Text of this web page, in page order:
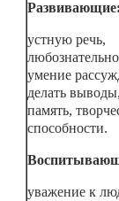
устную речь,
умение
делать
память,
способности.
уважение к